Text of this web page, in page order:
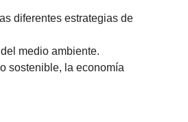
diferentes estrategias de
medio ambiente.
sostenible, la economía